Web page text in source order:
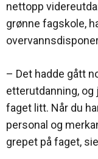
nettopp
grønne fagskole,
– Det hadde gått
etterutdanning, og
faget litt. Når du
personal og
grepet på faget,